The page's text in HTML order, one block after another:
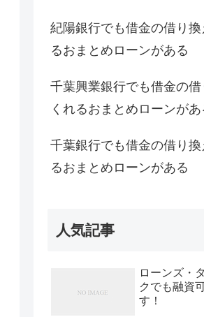
紀陽銀行でも借金の借り
るおまとめローンがある
千葉興業銀行でも借金の
くれるおまとめローンがあ
千葉銀行でも借金の借り
るおまとめローンがある
人気記事
ローンズ・
クでも融資
す！